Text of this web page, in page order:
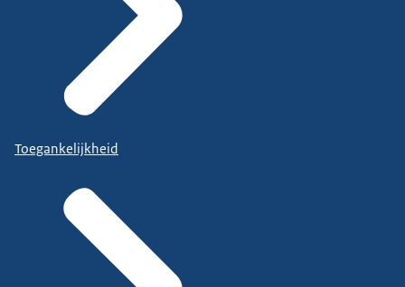
Toegankelijkheid